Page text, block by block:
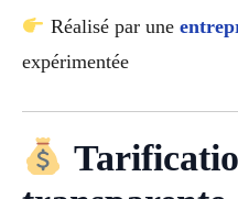
Réalisé par une
expérimentée